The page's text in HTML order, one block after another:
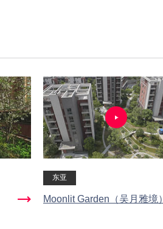
东亚
Moonlit Garden（吴月雅境）